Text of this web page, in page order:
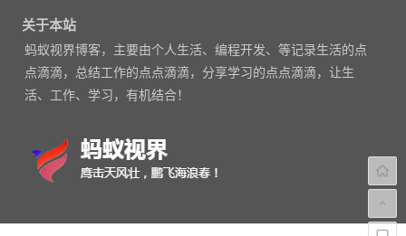
关于本站
蚂蚁视界博客，主要由个人生活、编程开发、等记录生活的点
点滴滴，总结工作的点点滴滴，分享学习的点点滴滴，让生
活、工作、学习，有机结合！